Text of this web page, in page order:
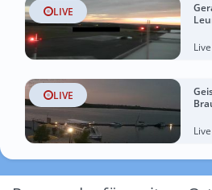
LIVE
LIVE